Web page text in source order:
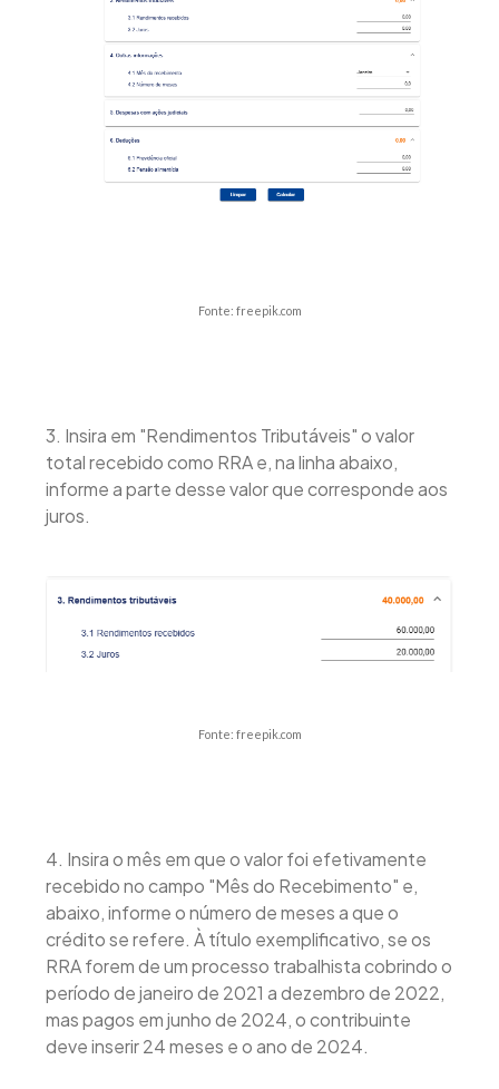
Fonte: freepik.com
3. Insira em "Rendimentos Tributáveis" o valor
total recebido como RRA e, na linha abaixo,
informe a parte desse valor que corresponde aos
juros.
Fonte: freepik.com
4. Insira o mês em que o valor foi efetivamente
recebido no campo "Mês do Recebimento" e,
abaixo, informe o número de meses a que o
crédito se refere. À título exemplificativo, se os
RRA forem de um processo trabalhista cobrindo o
período de janeiro de 2021 a dezembro de 2022,
mas pagos em junho de 2024, o contribuinte
deve inserir 24 meses e o ano de 2024.